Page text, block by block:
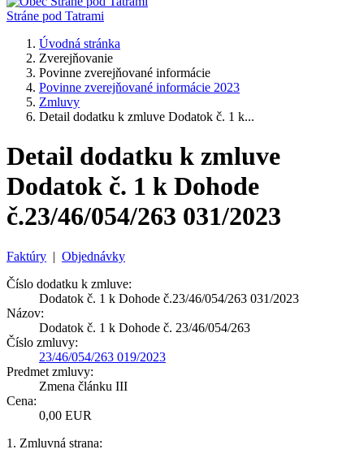
Stráne pod Tatrami
Úvodná stránka
Zverejňovanie
Povinne zverejňované informácie
Povinne zverejňované informácie 2023
Zmluvy
Detail dodatku k zmluve Dodatok č. 1 k...
Detail dodatku k zmluve
Dodatok č. 1 k Dohode
č.23/46/054/263 031/2023
Faktúry | Objednávky
Číslo dodatku k zmluve:
Dodatok č. 1 k Dohode č.23/46/054/263 031/2023
Názov:
Dodatok č. 1 k Dohode č. 23/46/054/263
Číslo zmluvy:
23/46/054/263 019/2023
Predmet zmluvy:
Zmena článku III
Cena:
0,00 EUR
1. Zmluvná strana: